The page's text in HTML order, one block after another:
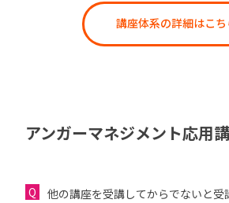
講座体系の詳細はこち
アンガーマネジメント応用
他の講座を受講してからでないと受